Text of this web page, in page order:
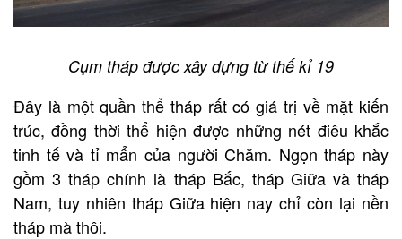
Cụm tháp được xây dựng từ thế kỉ 19
Đây là một quần thể tháp rất có giá trị về mặt kiến
trúc, đồng thời thể hiện được những nét điêu khắc
tinh tế và tỉ mẩn của người Chăm. Ngọn tháp này
gồm 3 tháp chính là tháp Bắc, tháp Giữa và tháp
Nam, tuy nhiên tháp Giữa hiện nay chỉ còn lại nền
tháp mà thôi.